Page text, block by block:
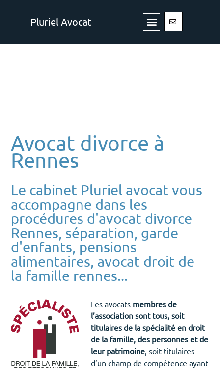
Pluriel Avocat Menu
Avocat divorce à
Rennes
Le cabinet Pluriel avocat vous
accompagne dans les
procédures d'avocat divorce
Rennes, séparation, garde
d'enfants, pensions
alimentaires, avocat droit de
la famille rennes...
Les avocats membres de
l’association sont tous, soit
titulaires de la spécialité en droit
de la famille, des personnes et de
leur patrimoine , soit titulaires
d’un champ de compétence ayant